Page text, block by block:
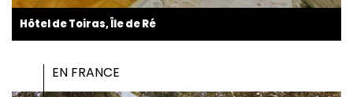
Hôtel de Toiras, Île de Ré
EN FRANCE